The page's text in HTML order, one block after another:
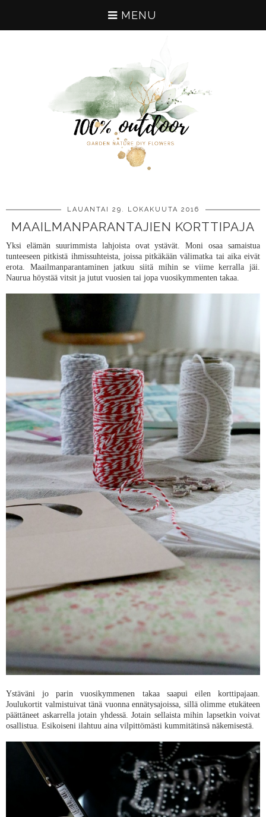
MENU
LAUANTAI 29. LOKAKUUTA 2016
MAAILMANPARANTAJIEN KORTTIPAJA
Yksi elämän suurimmista lahjoista ovat ystävät. Moni osaa samaistua
tunteeseen pitkistä ihmissuhteista, joissa pitkäkään välimatka tai aika eivät
erota. Maailmanparantaminen jatkuu siitä mihin se viime kerralla jäi.
Naurua höystää vitsit ja jutut vuosien tai jopa vuosikymmenten takaa.
Ystäväni jo parin vuosikymmenen takaa saapui eilen korttipajaan.
Joulukortit valmistuivat tänä vuonna ennätysajoissa, sillä olimme etukäteen
päättäneet askarrella jotain yhdessä. Jotain sellaista mihin lapsetkin voivat
osallistua. Esikoiseni ilahtuu aina vilpittömästi kummitätinsä näkemisestä.